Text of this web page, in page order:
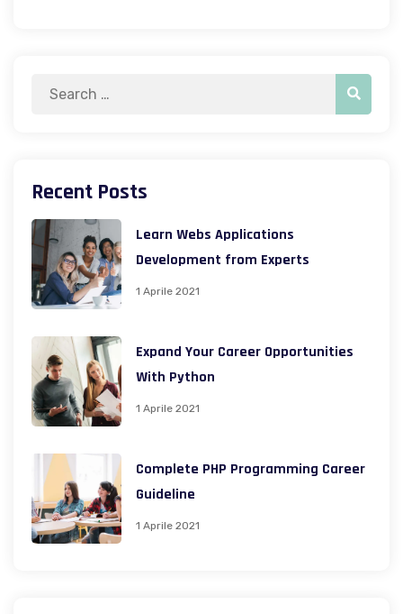
Recent Posts
Learn Webs Applications
Development from Experts
1 Aprile 2021
Expand Your Career Opportunities
With Python
1 Aprile 2021
Complete PHP Programming Career
Guideline
1 Aprile 2021